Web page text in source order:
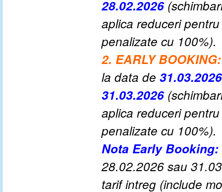
28.02.2026
aplica reduceri
penalizate cu 100%).
2. EARLY BOOKING:
la data de 31.03.2026
31.03.2026
aplica reduceri
penalizate cu 100%).
Nota Early Booking:
28.02.2026 sau
tarif intreg (include